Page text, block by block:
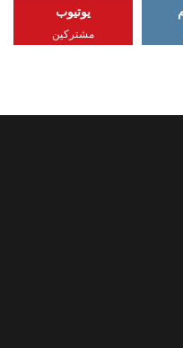
يوتيوب
مشتركين